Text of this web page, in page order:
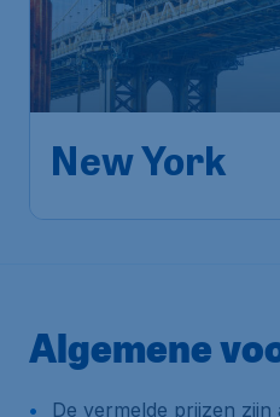
New York
Brussels
Luchthaven
New York ,
Newark Liberty
International Airport
Algemene
De vermelde prijzen zijn